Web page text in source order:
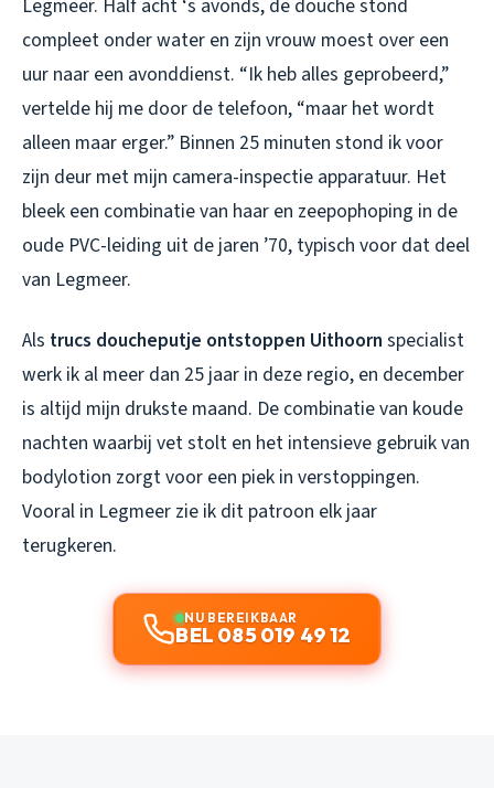
Legmeer. Half acht ‘s avonds, de douche stond
compleet onder water en zijn vrouw moest over een
uur naar een avonddienst. “Ik heb alles geprobeerd,”
vertelde hij me door de telefoon, “maar het wordt
alleen maar erger.” Binnen 25 minuten stond ik voor
zijn deur met mijn camera-inspectie apparatuur. Het
bleek een combinatie van haar en zeepophoping in de
oude PVC-leiding uit de jaren ’70, typisch voor dat deel
van Legmeer.
Als trucs doucheputje ontstoppen Uithoorn specialist
werk ik al meer dan 25 jaar in deze regio, en december
is altijd mijn drukste maand. De combinatie van koude
nachten waarbij vet stolt en het intensieve gebruik van
bodylotion zorgt voor een piek in verstoppingen.
Vooral in Legmeer zie ik dit patroon elk jaar
terugkeren.
NU BEREIKBAAR
BEL 085 019 49 12